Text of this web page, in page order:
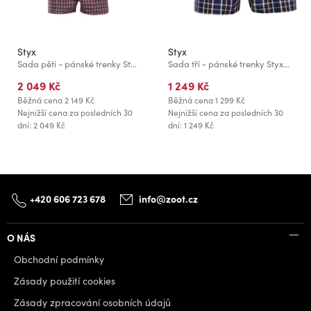
Styx
Sada pěti - pánské trenky Styx klasická guma vícebarevné
2 049 Kč
Běžná cena2 149 Kč
Nejnižší cena za posledních 30
dní: 2 049 Kč
Styx
Sada tří - pánské trenky Styx klasická guma vícebarevné
1 249 Kč
Běžná cena1 299 Kč
Nejnižší cena za posledních 30
dní: 1 249 Kč
+420 606 723 678 info@zoot.cz
O NÁS
Obchodní podmínky
Zásady použití cookies
Zásady zpracování osobních údajů